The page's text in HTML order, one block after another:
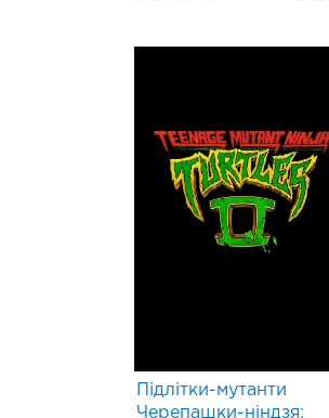
Підлітки-мутанти
Черепашки-ніндзя: